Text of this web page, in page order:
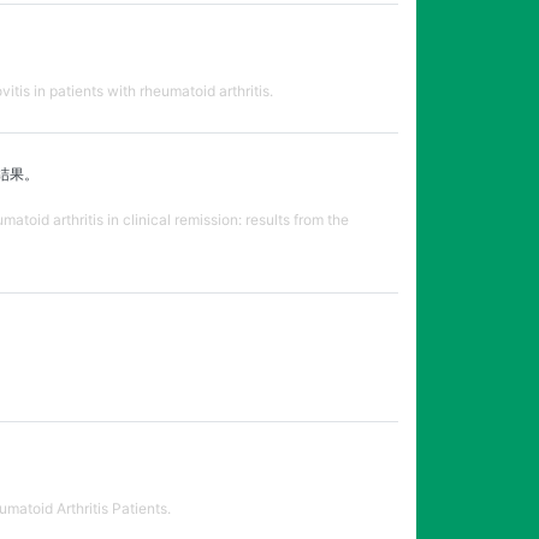
in patients with rheumatoid arthritis.
。
arthritis in clinical remission: results from the
Arthritis Patients.